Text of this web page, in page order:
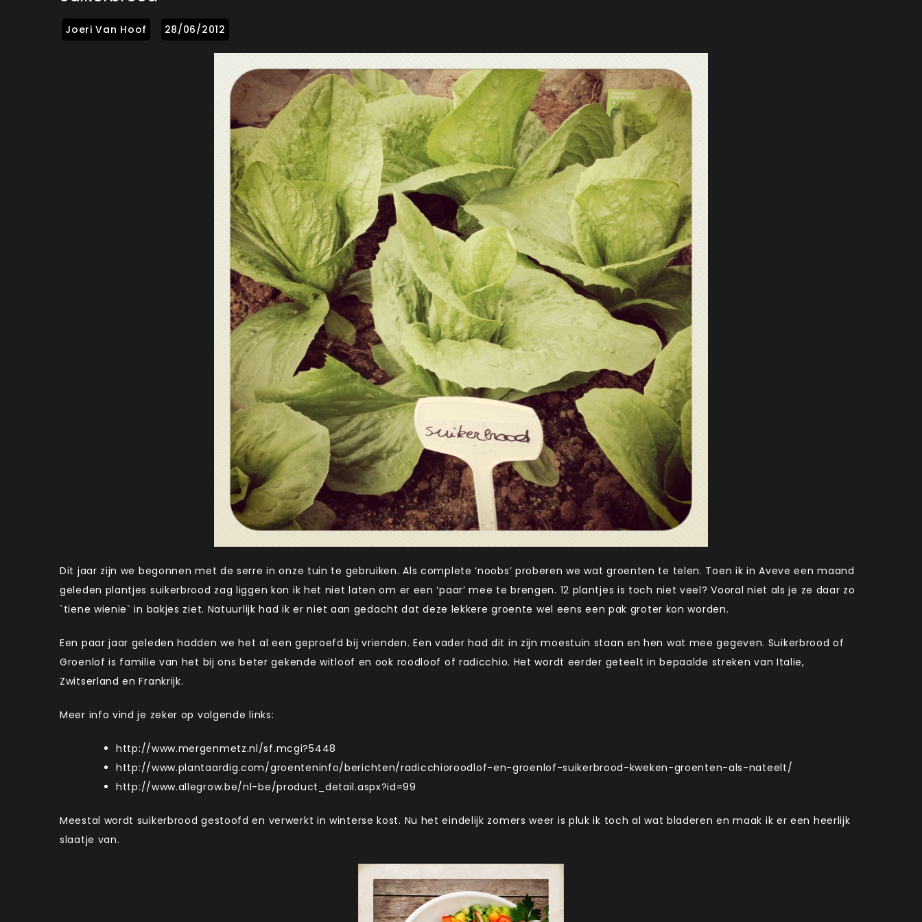
Dit jaar zijn we begonnen met de serre in onze tuin te gebruiken. Als complete ‘noobs’ proberen we wat groenten te telen. Toen ik in Aveve een maand
geleden plantjes suikerbrood zag liggen kon ik het niet laten om er een ‘paar’ mee te brengen. 12 plantjes is toch niet veel? Vooral niet als je ze daar zo
`tiene wienie` in bakjes ziet. Natuurlijk had ik er niet aan gedacht dat deze lekkere groente wel eens een pak groter kon worden.
Een paar jaar geleden hadden we het al een geproefd bij vrienden. Een vader had dit in zijn moestuin staan en hen wat mee gegeven. Suikerbrood of
Groenlof is familie van het bij ons beter gekende witloof en ook roodloof of radicchio. Het wordt eerder geteelt in bepaalde streken van Italie,
Zwitserland en Frankrijk.
Meer info vind je zeker op volgende links:
http://www.mergenmetz.nl/sf.mcgi?5448
http://www.plantaardig.com/groenteninfo/berichten/radicchioroodlof-en-groenlof-suikerbrood-kweken-groenten-als-nateelt/
http://www.allegrow.be/nl-be/product_detail.aspx?id=99
Meestal wordt suikerbrood gestoofd en verwerkt in winterse kost. Nu het eindelijk zomers weer is pluk ik toch al wat bladeren en maak ik er een heerlijk
slaatje van.